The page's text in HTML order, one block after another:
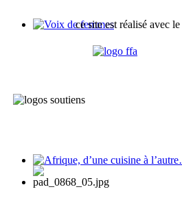
Afrique, d’une cuisine à l’autre…
ce site est réalisé avec